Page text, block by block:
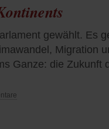
gewählt. Es
Migration
Ganze: die Zukunft